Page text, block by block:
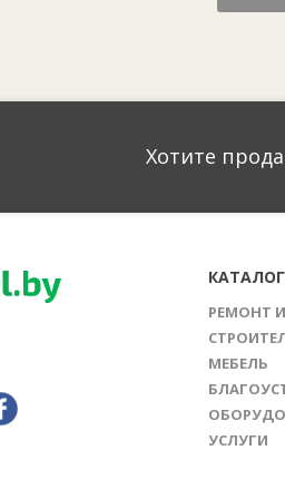
Хотите
КАТАЛОГ
РЕМОНТ
МЕБЕЛЬ
УСЛУГИ